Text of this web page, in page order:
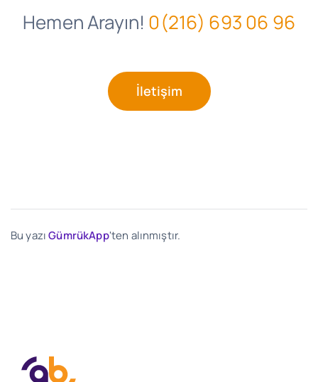
Hemen Arayın! 0(216) 693 06 96
İletişim
Bu yazıGümrükApp'ten alınmıştır.